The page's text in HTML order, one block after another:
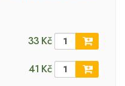
33 Kč
41 Kč